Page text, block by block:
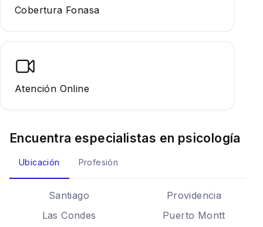
Cobertura Fonasa
Atención Online
Encuentra especialistas en psicología
Ubicación Profesión
Santiago
Providencia
Las Condes
Puerto Montt